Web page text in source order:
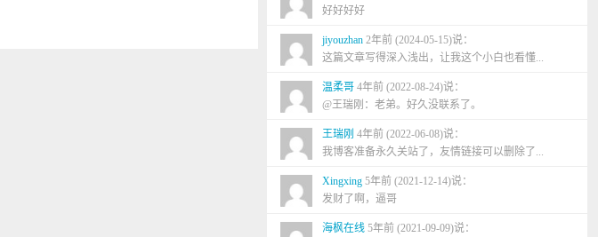
好好好好
jiyouzhan 2年前 (2024-05-15)说：
这篇文章写得深入浅出，让我这个小白也看懂...
温柔哥 4年前 (2022-08-24)说：
@王瑞刚：老弟。好久没联系了。
王瑞刚 4年前 (2022-06-08)说：
我博客准备永久关站了，友情链接可以删除了...
Xingxing 5年前 (2021-12-14)说：
发财了啊，逼哥
海枫在线 5年前 (2021-09-09)说：